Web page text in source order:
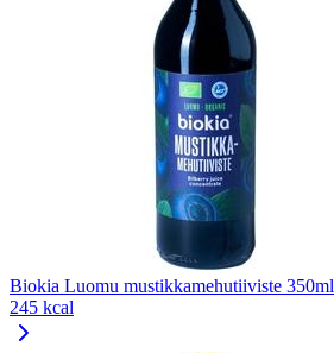
Biokia Luomu mustikkamehutiiviste 350ml
245 kcal